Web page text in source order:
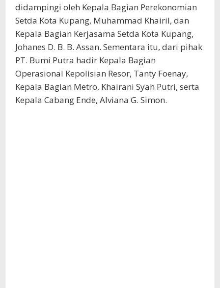
didampingi oleh Kepala Bagian Perekonomian
Setda Kota Kupang, Muhammad Khairil, dan
Kepala Bagian Kerjasama Setda Kota Kupang,
Johanes D. B. B. Assan. Sementara itu, dari pihak
PT. Bumi Putra hadir Kepala Bagian
Operasional Kepolisian Resor, Tanty Foenay,
Kepala Bagian Metro, Khairani Syah Putri, serta
Kepala Cabang Ende, Alviana G. Simon.